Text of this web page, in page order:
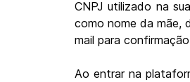
CNPJ utilizado na
como nome da mãe,
mail para
Ao entrar na